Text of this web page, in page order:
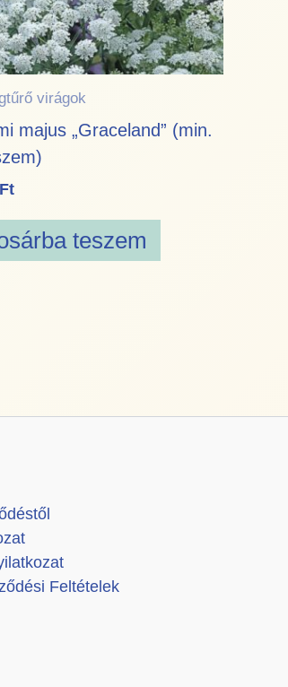
virágok
majus „Graceland” (min.
Ft
teszem
Feltételek